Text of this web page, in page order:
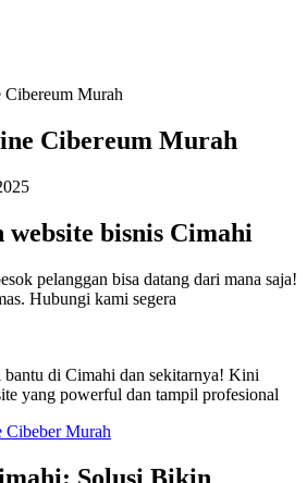
Murah
Cibereum Murah
website bisnis Cimahi
pelanggan bisa datang dari mana saja!
Hubungi kami segera
bantu di Cimahi dan sekitarnya! Kini
yang powerful dan tampil profesional
Cibeber Murah
Solusi Bikin